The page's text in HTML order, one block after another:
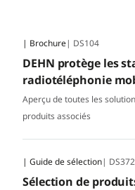
| Brochure| DS104
DEHN protège les
radiotéléphonie
Aperçu de toutes les
produits associés
| Guide de sélection| DS372
Sélection de